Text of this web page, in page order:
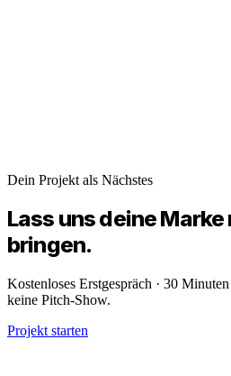
Dein Projekt als Nächstes
Lass uns deineMarke
bringen.
Kostenloses Erstgespräch · 30
keine Pitch-Show.
Projekt starten